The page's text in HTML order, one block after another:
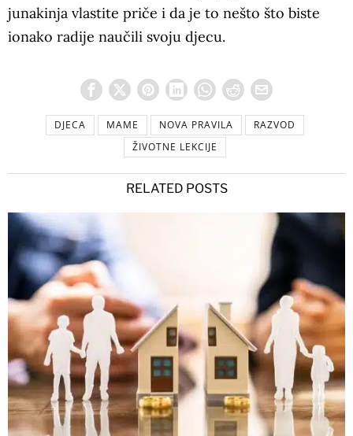
junakinja vlastite priče i da je to nešto što biste
ionako radije naučili svoju djecu.
DJECA MAME NOVA PRAVILA
RAZVOD
ŽIVOTNE LEKCIJE
RELATED POSTS